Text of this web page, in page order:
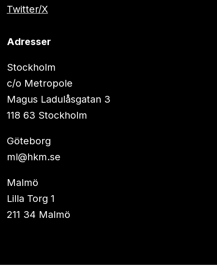
Twitter/X
Adresser
Stockholm
c/o Metropole
Magus Ladulåsgatan 3
118 63 Stockholm
Göteborg
ml@hkm.se
Malmö
Lilla Torg 1
211 34 Malmö